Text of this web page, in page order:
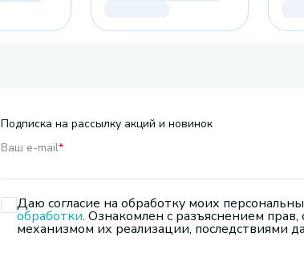
Подписка на рассылку акций и новинок
Ваш e-mail*
Даю согласие на обработку моих
обработки. Ознакомлен с разъяснением прав,
механизмом их реализации, последствиями